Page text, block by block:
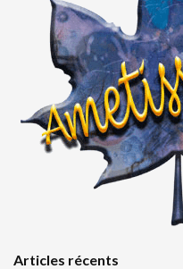
Articles récents